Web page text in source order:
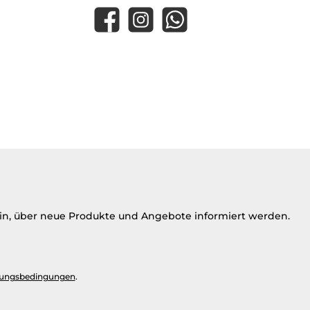
FacebookInstagramWhatsApp
über neue Produkte und Angebote informiert werden.
.